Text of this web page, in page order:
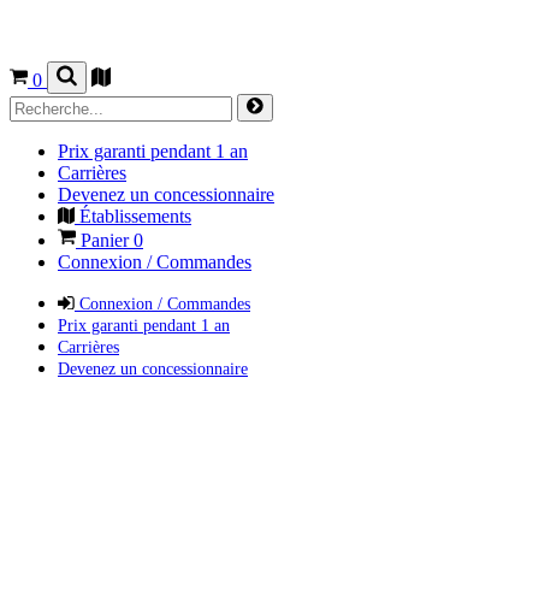
0
Prix garanti pendant 1 an
Carrières
Devenez un concessionnaire
Établissements
Panier0
Connexion / Commandes
Connexion / Commandes
Prix garanti pendant 1 an
Carrières
Devenez un concessionnaire